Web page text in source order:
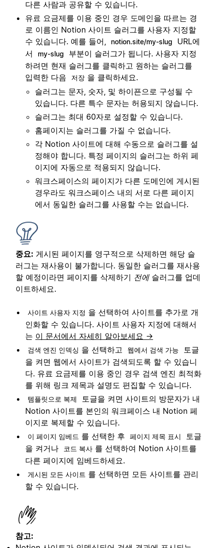
다른 사람과 공유할 수 있습니다.
유료 요금제를 이용 중인 경우 도메인을 따르는 경
로 이름인 Notion 사이트 슬러그를 사용자 지정할
수 있습니다. 예를 들어,
notion.site/my-slug
URL에
서
my-slug
부분이 슬러그가 됩니다. 사용자 지정
하려면 현재 슬러그를 클릭하고 원하는 슬러그를
입력한 다음
저장 을 클릭하세요.
슬러그는 문자, 숫자, 및 하이픈으로 구성될 수
있습니다. 다른 특수 문자는 허용되지 않습니다.
슬러그는 최대 60자로 설정할 수 있습니다.
홈페이지는 슬러그를 가질 수 없습니다.
각 Notion 사이트에 대해 수동으로 슬러그를 설
정해야 합니다. 특정 페이지의 슬러그는 하위 페
이지에 자동으로 적용되지 않습니다.
워크스페이스의 페이지가 다른 도메인에 게시된
경우라도 워크스페이스 내의 서로 다른 페이지
에서 동일한 슬러그를 사용할 수는 없습니다.
중요: 게시된 페이지를 영구적으로 삭제하면 해당 슬
러그는 재사용이 불가합니다. 동일한 슬러그를 재사용
할 예정이라면 페이지를 삭제하기 전에슬러그를 업데
이트하세요.
사이트 사용자 지정 을 선택하여 사이트를 추가로 개
인화할 수 있습니다. 사이트 사용자 지정에 대해서
는 이 문서에서 자세히 알아보세요 →
검색 엔진 인덱싱 을 선택하고 웹에서 검색 가능
토글
을 켜면 웹에서 사이트가 검색되도록 할 수 있습니
다. 유료 요금제를 이용 중인 경우 검색 엔진 최적화
를 위해 링크 제목과 설명도 편집할 수 있습니다.
템플릿으로 복제
토글을 켜면 사이트의 방문자가 내
Notion 사이트를 본인의 워크페이스 내 Notion 페
이지로 복제할 수 있습니다.
이 페이지 임베드 를 선택한 후 페이지 제목 표시
토글
을 켜거나
코드 복사 를 선택하여 Notion 사이트를
다른 페이지에 임베드하세요.
게시된 모든 사이트 를 선택하면 모든 사이트를 관리
할 수 있습니다.
참고: